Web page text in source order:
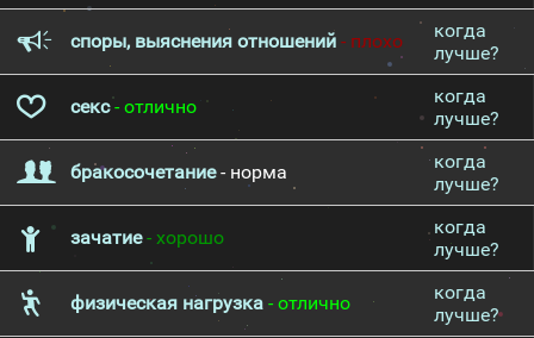
споры, выяснения отношений - плохо
когда
лучше?
секс- отлично
когда
лучше?
бракосочетание- норма
когда
лучше?
зачатие- хорошо
когда
лучше?
физическая нагрузка - отлично
когда
лучше?